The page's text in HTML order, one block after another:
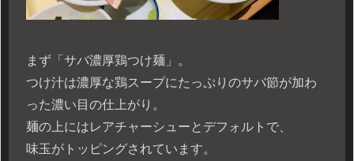
まず「サバ濃厚鶏つけ麺」。
つけ汁は濃厚な鶏スープにたっぷりのサバ節が加わ
った濃い目の仕上がり。
麺の上にはレアチャーシューとデフォルトで、
味玉がトッピングされています。